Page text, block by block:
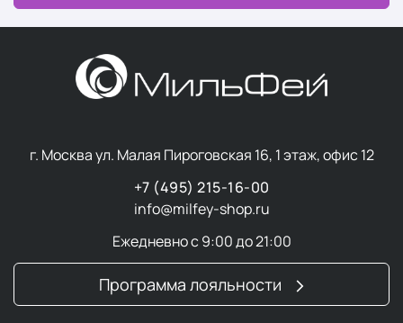
г. Москва ул. Малая Пироговская 16, 1 этаж, офис 12
+7 (495) 215-16-00
info@milfey-shop.ru
Ежедневно с 9:00 до 21:00
Программа лояльности